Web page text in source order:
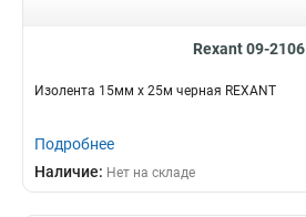
Rexant 09-2106
Изолента 15мм х 25м черная REXANT
Подробнее
Наличие: Нет на складе